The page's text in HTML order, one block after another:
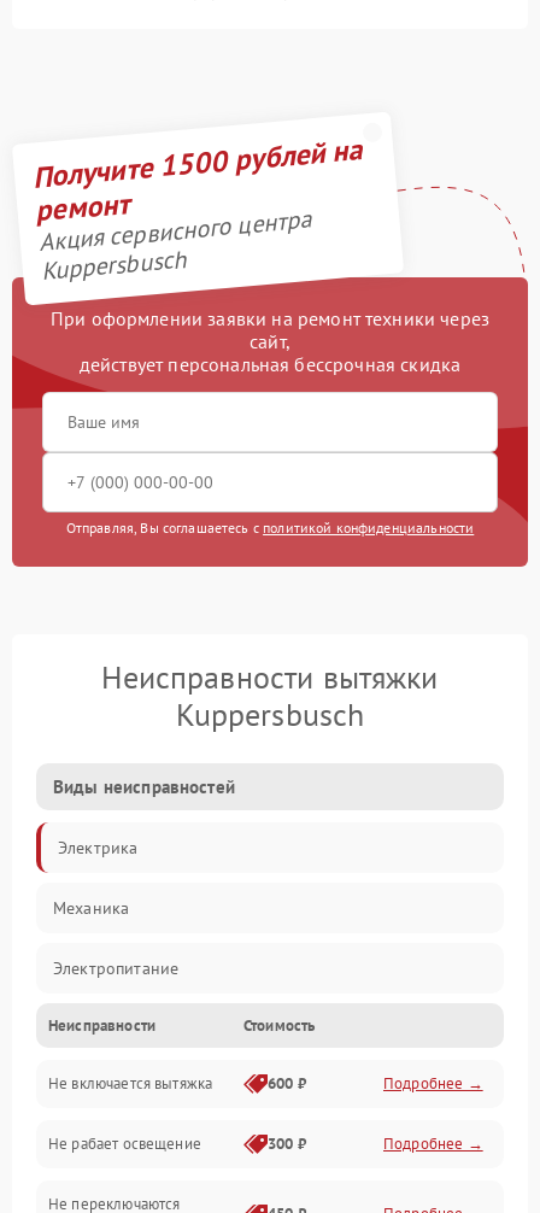
Получите 1500 рублей на
ремонт
Акция сервисного центра
Kuppersbusch
При оформлении заявки на ремонт техники через
сайт,
действует персональная бессрочная скидка
Отправляя, Вы соглашаетесь с политикой конфиденциальности
Неисправности вытяжки
Kuppersbusch
Виды неисправностей
Электрика
Механика
Электропитание
Вентиляция
Освещение
Механические повреждения
Неисправности Стоимость
Не включается вытяжка 600 ₽ Подробнее →
Не рабает освещение 300 ₽ Подробнее →
Не переключаются